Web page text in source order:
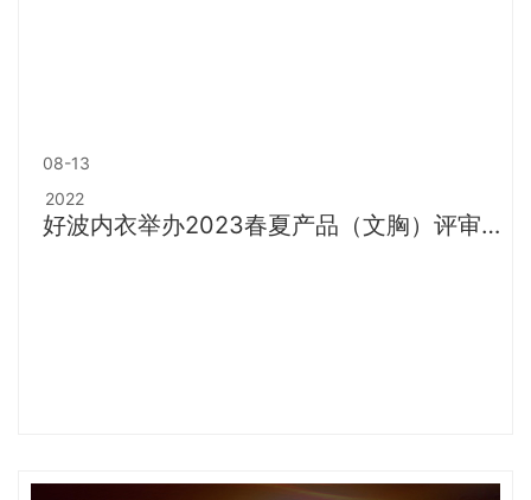
08-13
2022
好波内衣举办2023春夏产品（文胸）评审